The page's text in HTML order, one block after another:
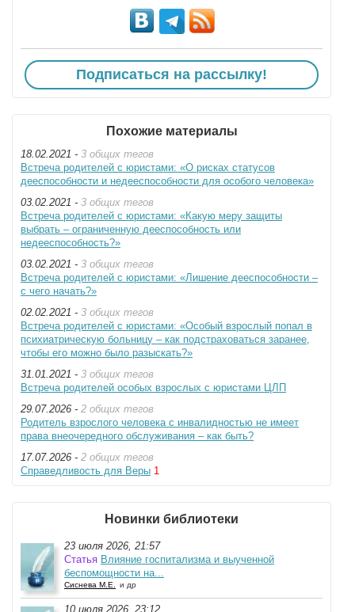
Подписаться на рассылку!
Похожие материалы
18.02.2021 - 3 общих тегов
Встреча родителей с юристами: «О рисках статусов
дееспособности и недееспособности для особого человека»
03.02.2021 - 3 общих тегов
Встреча родителей с юристами: «Какую меру защиты
выбрать – ограниченную дееспособность или
недееспособность?»
03.02.2021 - 3 общих тегов
Встреча родителей с юристами: «Лишение дееспособности –
с чего начать?»
02.02.2021 - 3 общих тегов
Встреча родителей с юристами: «Особый взрослый попал в
психиатрическую больницу – как подстраховаться заранее,
чтобы его можно было разыскать?»
31.01.2021 - 3 общих тегов
Встреча родителей особых взрослых с юристами ЦЛП
29.07.2026 - 2 общих тегов
Родитель взрослого человека с инвалидностью не имеет
права внеочередного обслуживания – как быть?
17.07.2026 - 2 общих тегов
Справедливость для Веры 1
Новинки библиотеки
23 июля 2026, 21:57
Статья Влияние госпитализма и выученной
беспомощности на...
Сиснева М.Е. и др
10 июля 2026, 23:12